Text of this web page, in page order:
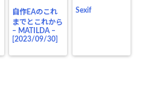
自作EAのこれ
までとこれから
– MATILDA –
[2023/09/30]
Sexif